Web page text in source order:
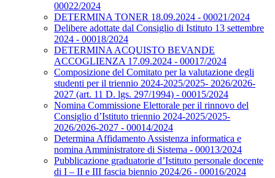
00022/2024
DETERMINA TONER 18.09.2024 - 00021/2024
Delibere adottate dal Consiglio di Istituto 13 settembre
2024 - 00018/2024
DETERMINA ACQUISTO BEVANDE
ACCOGLIENZA 17.09.2024 - 00017/2024
Composizione del Comitato per la valutazione degli
studenti per il triennio 2024-2025/2025- 2026/2026-
2027 (art. 11 D. lgs. 297/1994) - 00015/2024
Nomina Commissione Elettorale per il rinnovo del
Consiglio d’Istituto triennio 2024-2025/2025-
2026/2026-2027 - 00014/2024
Determina Affidamento Assistenza informatica e
nomina Amministratore di Sistema - 00013/2024
Pubblicazione graduatorie d’Istituto personale docente
di I – II e III fascia biennio 2024/26 - 00016/2024